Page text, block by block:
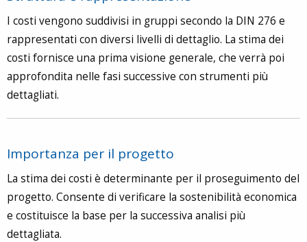
I costi vengono suddivisi in gruppi secondo la DIN 276 e
rappresentati con diversi livelli di dettaglio. La stima dei
costi fornisce una prima visione generale, che verrà poi
approfondita nelle fasi successive con strumenti più
dettagliati.
Importanza per il progetto
La stima dei costi è determinante per il proseguimento del
progetto. Consente di verificare la sostenibilità economica
e costituisce la base per la successiva analisi più
dettagliata.